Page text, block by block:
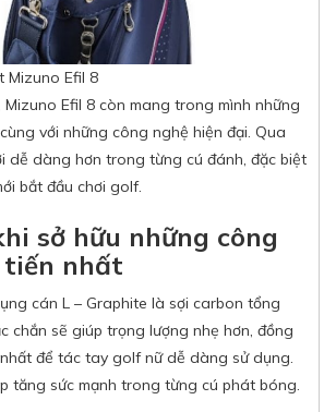
Mizuno Efil 8
Mizuno Efil 8 còn mang trong mình những
với những công nghệ hiện đại. Qua
dễ dàng hơn trong từng cú đánh, đặc biệt
bắt đầu chơi golf.
sở hữu những công
nhất
cán L – Graphite là sợi carbon tổng
chắn sẽ giúp trọng lượng nhẹ hơn, đồng
để tác tay golf nữ dễ dàng sử dụng.
tăng sức mạnh trong từng cú phát bóng.